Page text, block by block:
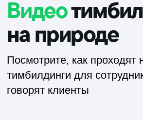
Выездной
тимбилдинг
на природе